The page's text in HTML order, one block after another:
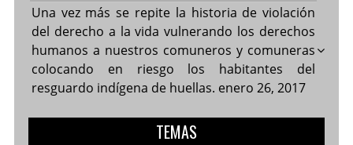
Una vez más se repite la historia de violación
del derecho a la vida vulnerando los derechos
humanos a nuestros comuneros y comuneras
colocando en riesgo los habitantes del
resguardo indígena de huellas. enero 26, 2017
TEMAS